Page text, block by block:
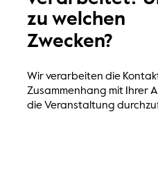
zu welchen
Zwecken?
Wir verarbeiten die
Zusammenhang mit Ihrer
die Veranstaltung